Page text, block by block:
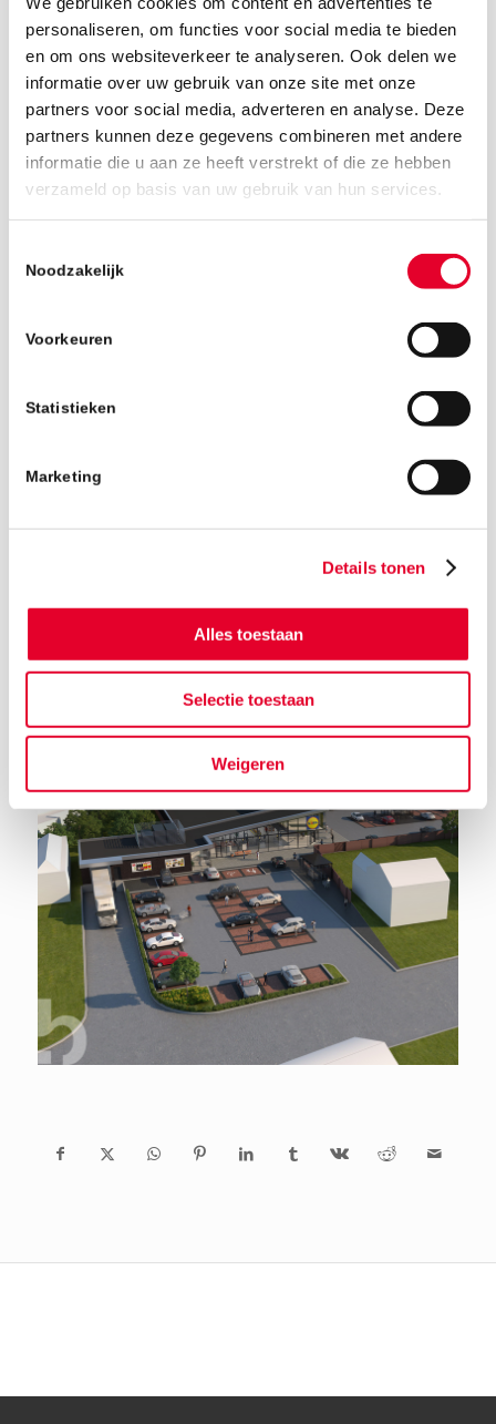
personaliseren, om functies voor social media te bieden
en om ons websiteverkeer te analyseren. Ook delen we
informatie over uw gebruik van onze site met onze
partners voor social media, adverteren en analyse. Deze
partners kunnen deze gegevens combineren met andere
informatie die u aan ze heeft verstrekt of die ze hebben
verzameld op basis van uw gebruik van hun services.
Noodzakelijk
Voorkeuren
Statistieken
Marketing
Details tonen
Alles toestaan
Selectie toestaan
Weigeren
17 augustus 2018